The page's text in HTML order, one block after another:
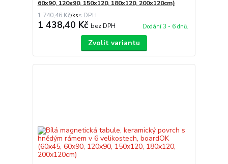
60x90, 120x90, 150x120, 180x120, 200x120cm)
1 740,46 Kč/ks
1 438,40 Kč bez DPH Dodání 3 - 6 dnů.
Zvolit variantu